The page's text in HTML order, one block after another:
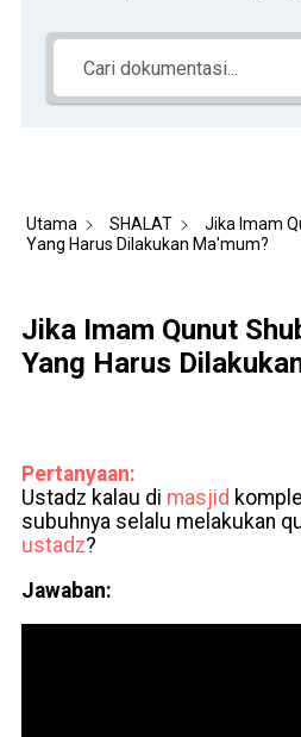
Utama SHALAT
Jika Imam
Yang Harus Dilakukan Ma'mum?
Jika Imam Qunut
Yang Harus
Pertanyaan:
Ustadz kalau di masjid
subuhnya selalu melakukan
ustadz?
Jawaban: